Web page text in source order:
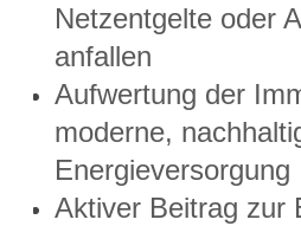
Netzentgelte oder
anfallen
Aufwertung der
moderne,
Energieversorgung
Aktiver Beitrag zur